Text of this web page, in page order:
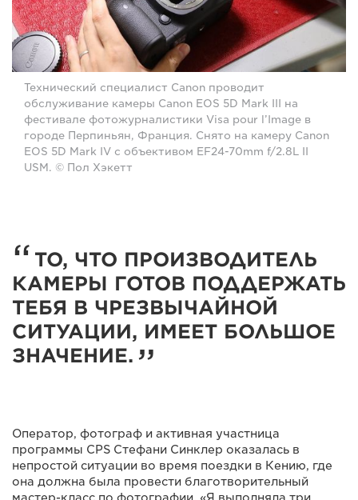
Технический специалист Canon проводит
обслуживание камеры Canon EOS 5D Mark III на
фестивале фотожурналистики Visa pour l’Image в
городе Перпиньян, Франция. Снято на камеру Canon
EOS 5D Mark IV с объективом EF24-70mm f/2.8L II
USM. © Пол Хэкетт
ТО, ЧТО ПРОИЗВОДИТЕЛЬ
КАМЕРЫ ГОТОВ ПОДДЕРЖАТЬ
ТЕБЯ В ЧРЕЗВЫЧАЙНОЙ
СИТУАЦИИ, ИМЕЕТ БОЛЬШОЕ
ЗНАЧЕНИЕ.
Оператор, фотограф и активная участница
программы CPS Стефани Синклер оказалась в
непростой ситуации во время поездки в Кению, где
она должна была провести благотворительный